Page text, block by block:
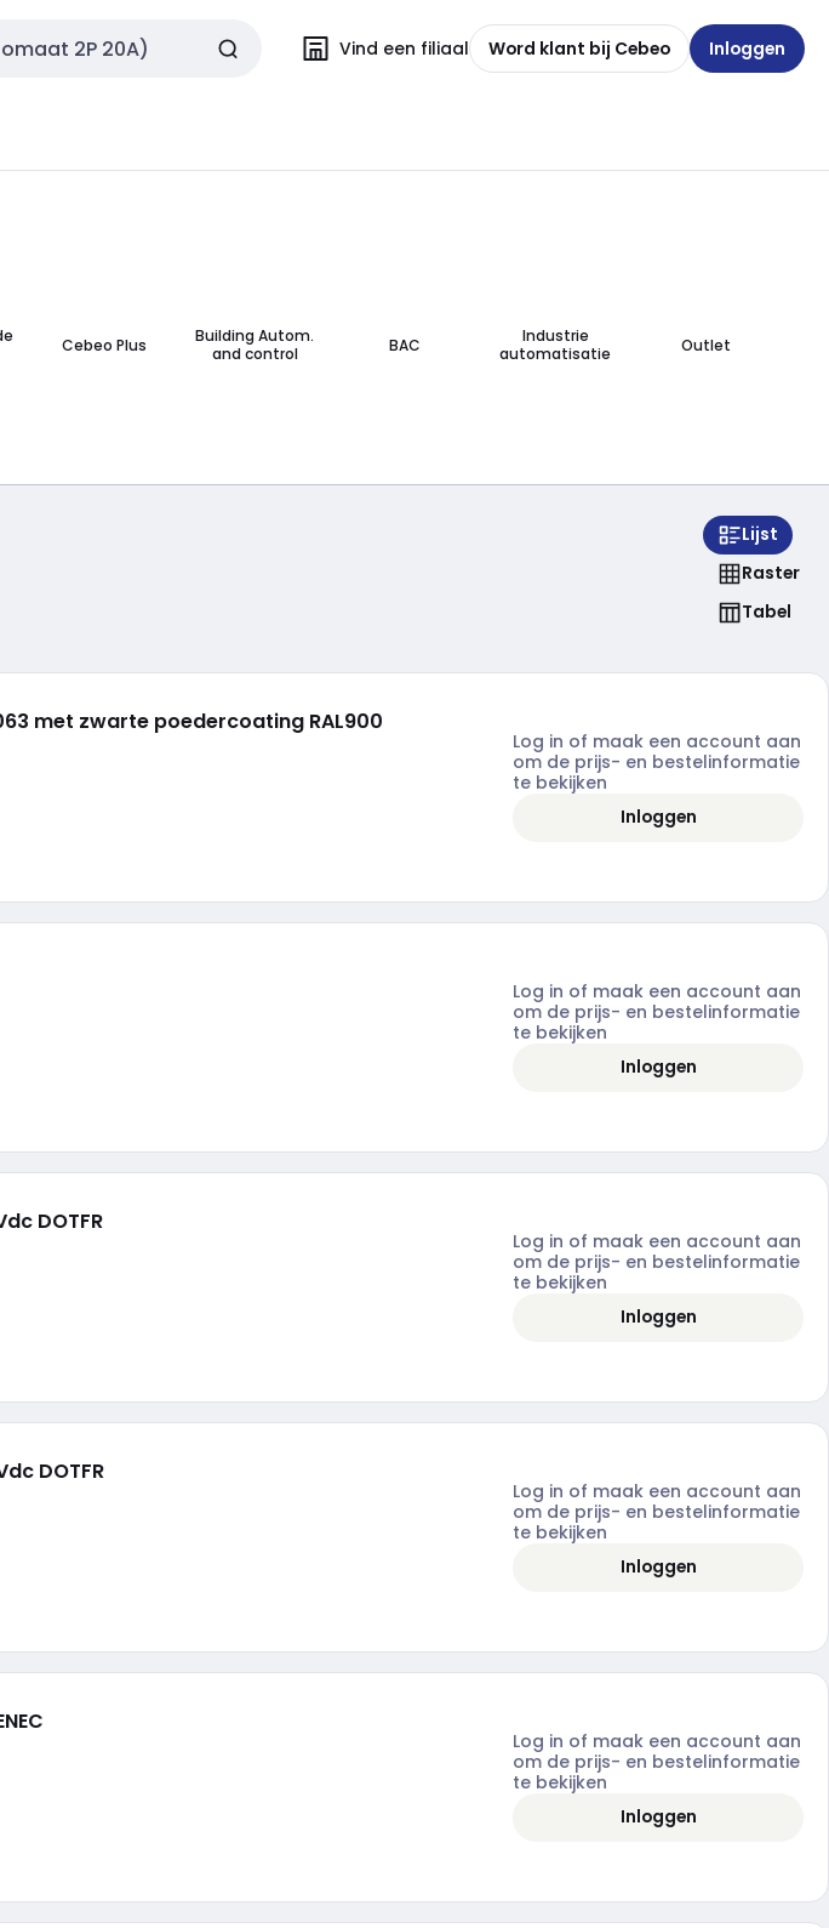
Vind een filiaal Word klant bij Cebeo Inloggen
Cebeo Plus
Building Autom.
and control
BAC
Industrie
automatisatie
Outlet
Lijst
Raster
Tabel
met zwarte poedercoating RAL900
Log in of maak een account aan
om de prijs- en bestelinformatie
te bekijken
Inloggen
Log in of maak een account aan
om de prijs- en bestelinformatie
te bekijken
Inloggen
DOTFR
Log in of maak een account aan
om de prijs- en bestelinformatie
te bekijken
Inloggen
DOTFR
Log in of maak een account aan
om de prijs- en bestelinformatie
te bekijken
Inloggen
Log in of maak een account aan
om de prijs- en bestelinformatie
te bekijken
Inloggen